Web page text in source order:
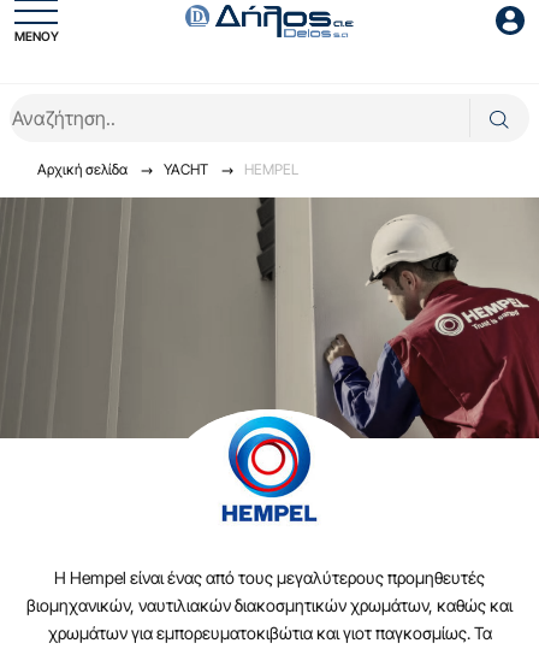
ΜΕΝΟΥ
Είσοδος
Ξέχασες το password;
Αρχική σελίδα YACHT HEMPEL
Η Hempel είναι ένας από τους μεγαλύτερους προμηθευτές
βιομηχανικών, ναυτιλιακών διακοσμητικών χρωμάτων, καθώς και
χρωμάτων για εμπορευματοκιβώτια και γιοτ παγκοσμίως. Τα